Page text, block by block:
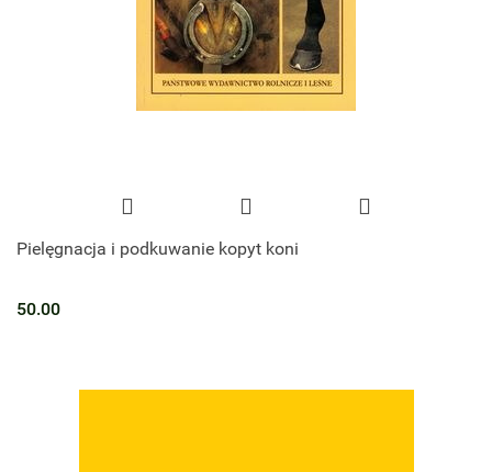
Pielęgnacja i podkuwanie kopyt koni
50.00